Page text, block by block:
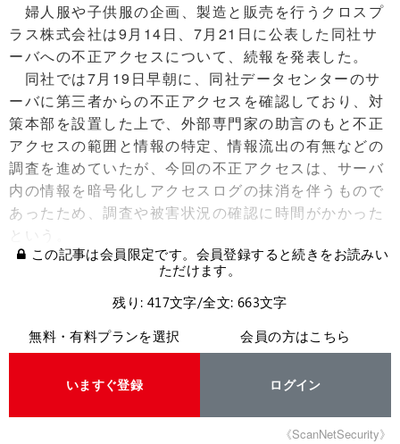
婦人服や子供服の企画、製造と販売を行うクロスプ
ラス株式会社は9月14日、7月21日に公表した同社サ
ーバへの不正アクセスについて、続報を発表した。
同社では7月19日早朝に、同社データセンターのサ
ーバに第三者からの不正アクセスを確認しており、対
策本部を設置した上で、外部専門家の助言のもと不正
アクセスの範囲と情報の特定、情報流出の有無などの
調査を進めていたが、今回の不正アクセスは、サーバ
内の情報を暗号化しアクセスログの抹消を伴うもので
あったため、調査や被害状況の確認に時間がかかった
という。
この記事は会員限定です。会員登録すると続きをお読みい
ただけます。
残り: 417文字/全文: 663文字
無料・有料プランを選択
いますぐ登録
会員の方はこちら
ログイン
《ScanNetSecurity》